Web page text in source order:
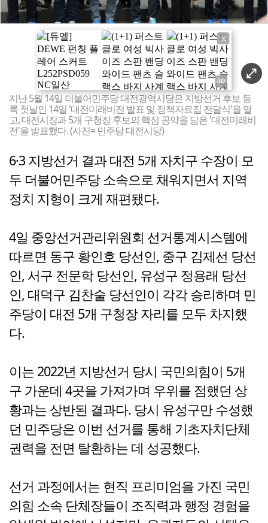
X
지난 5월 14일 더불어민주당 대전광역시당은 지방선거 후보 등
록 첫날인 14일 '대전미래비전 발표 및 정책자료집 전달식'을 열
고, 대전시장과 5개 구청장 후보의 핵심 공약을 담은 '대전미래비
전'을 발표했다. (사진= 민주당 대전시당)
6·3 지방선거 결과 대전 5개 자치구 수장이 모
두 더불어민주당 소속으로 채워지면서 지역
정치 지형이 크게 재편됐다.
4일 중앙선거관리위원회 선거통계시스템에
따르면 동구 황인호 당선인, 중구 김제선 당선
인, 서구 전문학 당선인, 유성구 정용래 당선
인, 대덕구 김찬술 당선인이 각각 승리하며 민
주당이 대전 5개 구청장 자리를 모두 차지했
다.
이는 2022년 지방선거 당시 국민의힘이 5개
구 가운데 4곳을 가져가며 우위를 점했던 상
황과는 상반된 결과다. 당시 유성구만 수성했
던 민주당은 이번 선거를 통해 기초자치단체
권력을 전면 탈환하는 데 성공했다.
선거 과정에서는 현직 프리미엄을 가진 국민
의힘 소속 단체장들이 조직력과 행정 경험을